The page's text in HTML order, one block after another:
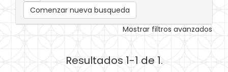
Comenzar nueva busqueda
Mostrar filtros avanzados
Resultados 1-1 de 1.